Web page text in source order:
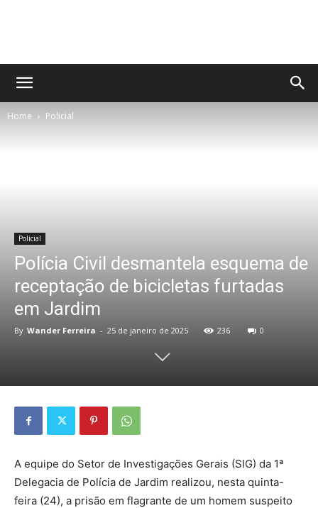
No
Home Policial
Policial
Polícia Civil desmantela esquema de
receptação de bicicletas furtadas
em Jardim
By Wander Ferreira - 25 de janeiro de 2025 236 0
A equipe do Setor de Investigações Gerais (SIG) da 1ª
Delegacia de Polícia de Jardim realizou, nesta quinta-
feira (24), a prisão em flagrante de um homem suspeito